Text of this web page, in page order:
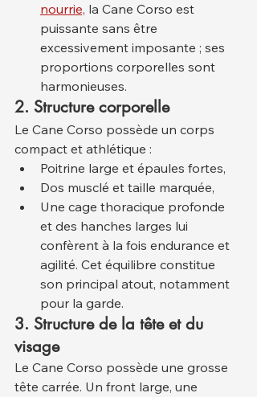
nourrie, la Cane Corso est
puissante sans être
excessivement imposante ; ses
proportions corporelles sont
harmonieuses.
2. Structure corporelle
Le Cane Corso possède un corps
compact et athlétique :
Poitrine large et épaules fortes,
Dos musclé et taille marquée,
Une cage thoracique profonde
et des hanches larges lui
confèrent à la fois endurance et
agilité. Cet équilibre constitue
son principal atout, notamment
pour la garde.
3. Structure de la tête et du
visage
Le Cane Corso possède une grosse
tête carrée. Un front large, une